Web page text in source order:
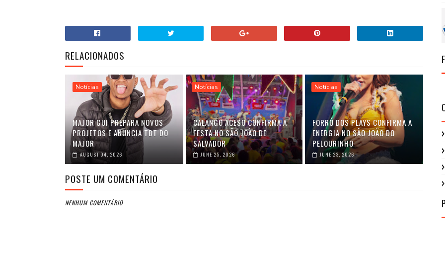
RELACIONADOS
Notícias
MAJOR GUI PREPARA NOVOS
PROJETOS E ANUNCIA TBT DO
MAJOR
AUGUST 04, 2026
Notícias
CALANGO ACESO CONFIRMA A
FESTA NO SÃO JOÃO DE
SALVADOR
JUNE 25, 2026
Notícias
FORRÓ DOS PLAYS CONFIRMA A
ENERGIA NO SÃO JOÃO DO
PELOURINHO
JUNE 23, 2026
POSTE UM COMENTÁRIO
NENHUM COMENTÁRIO